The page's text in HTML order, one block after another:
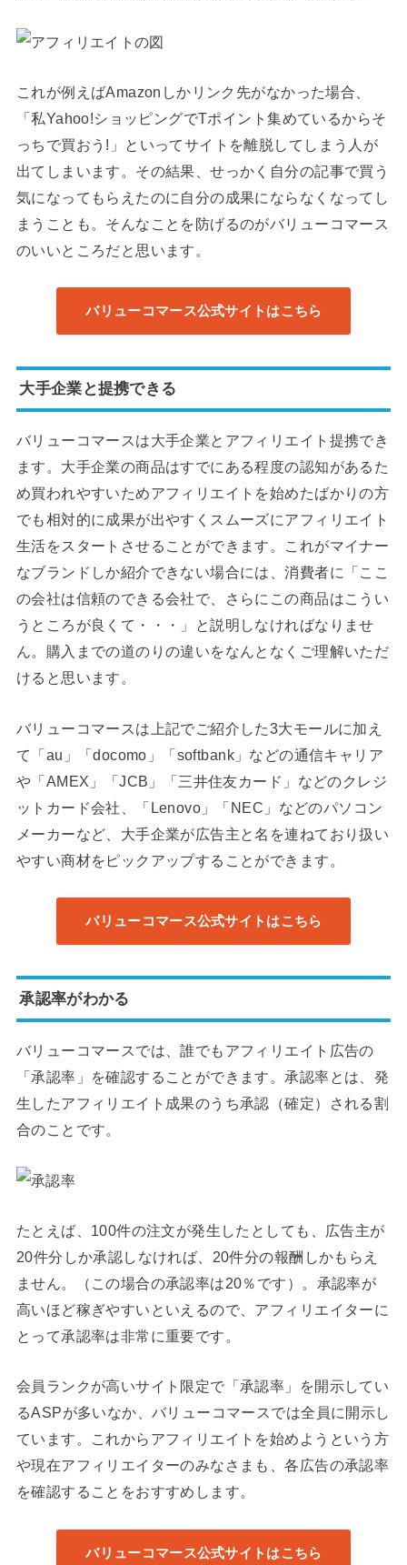
これが例えばAmazonしかリンク先がなかった場合、
「私Yahoo!ショッピングでTポイント集めているからそ
っちで買おう!」といってサイトを離脱してしまう人が
出てしまいます。その結果、せっかく自分の記事で買う
気になってもらえたのに自分の成果にならなくなってし
まうことも。そんなことを防げるのがバリューコマース
のいいところだと思います。
バリューコマース公式サイトはこちら
大手企業と提携できる
バリューコマースは大手企業とアフィリエイト提携でき
ます。大手企業の商品はすでにある程度の認知があるた
め買われやすいためアフィリエイトを始めたばかりの方
でも相対的に成果が出やすくスムーズにアフィリエイト
生活をスタートさせることができます。これがマイナー
なブランドしか紹介できない場合には、消費者に「ここ
の会社は信頼のできる会社で、さらにこの商品はこうい
うところが良くて・・・」と説明しなければなりませ
ん。購入までの道のりの違いをなんとなくご理解いただ
けると思います。
バリューコマースは上記でご紹介した3大モールに加え
て「au」「docomo」「softbank」などの通信キャリア
や「AMEX」「JCB」「三井住友カード」などのクレジ
ットカード会社、「Lenovo」「NEC」などのパソコン
メーカーなど、大手企業が広告主と名を連ねており扱い
やすい商材をピックアップすることができます。
バリューコマース公式サイトはこちら
承認率がわかる
バリューコマースでは、誰でもアフィリエイト広告の
「承認率」を確認することができます。承認率とは、発
生したアフィリエイト成果のうち承認（確定）される割
合のことです。
たとえば、100件の注文が発生したとしても、広告主が
20件分しか承認しなければ、20件分の報酬しかもらえ
ません。（この場合の承認率は20％です）。承認率が
高いほど稼ぎやすいといえるので、アフィリエイターに
とって承認率は非常に重要です。
会員ランクが高いサイト限定で「承認率」を開示してい
るASPが多いなか、バリューコマースでは全員に開示し
ています。これからアフィリエイトを始めようという方
や現在アフィリエイターのみなさまも、各広告の承認率
を確認することをおすすめします。
バリューコマース公式サイトはこちら